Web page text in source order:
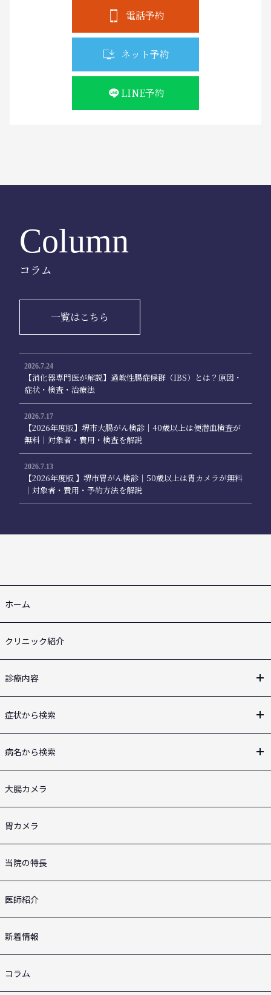
電話予約
ネット予約
LINE予約
Column
コラム
一覧はこちら
2026.7.24
【消化器専門医が解説】過敏性腸症候群（IBS）とは？原因・
症状・検査・治療法
2026.7.17
【2026年度版】堺市大腸がん検診｜40歳以上は便潜血検査が
無料｜対象者・費用・検査を解説
2026.7.13
【2026年度版 】堺市胃がん検診｜50歳以上は胃カメラが無料
｜対象者・費用・予約方法を解説
ホーム
クリニック紹介
診療内容
症状から検索
病名から検索
大腸カメラ
胃カメラ
当院の特長
医師紹介
新着情報
コラム